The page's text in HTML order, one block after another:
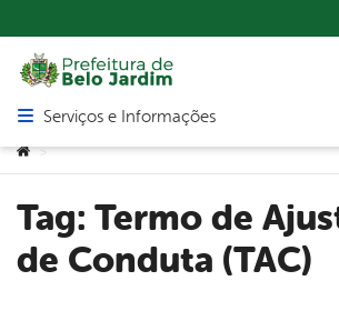
Abrir menu principal de navegação
Serviços e Informações
Você está aqui:
>
Tag: Termo de
de Conduta (TAC)